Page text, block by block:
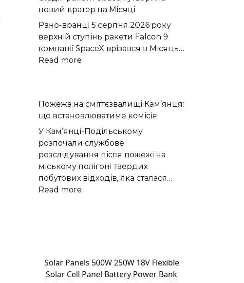
протизапальну
пам’ять
новий кратер на Місяці
Рано-вранці 5 серпня 2026 року
верхній ступінь ракети Falcon 9
компанії SpaceX врізався в Місяць…
Read more
утворила
новий
кратер
на
Місяці
Пожежа на сміттєзвалищі Кам’янця:
що встановлюватиме комісія
У Кам’янці-Подільському
розпочали службове
розслідування після пожежі на
міському полігоні твердих
побутових відходів, яка сталася…
Read more
встановлюватиме
комісія
Solar Panels 500W 250W 18V Flexible
Solar Cell Panel Battery Power Bank